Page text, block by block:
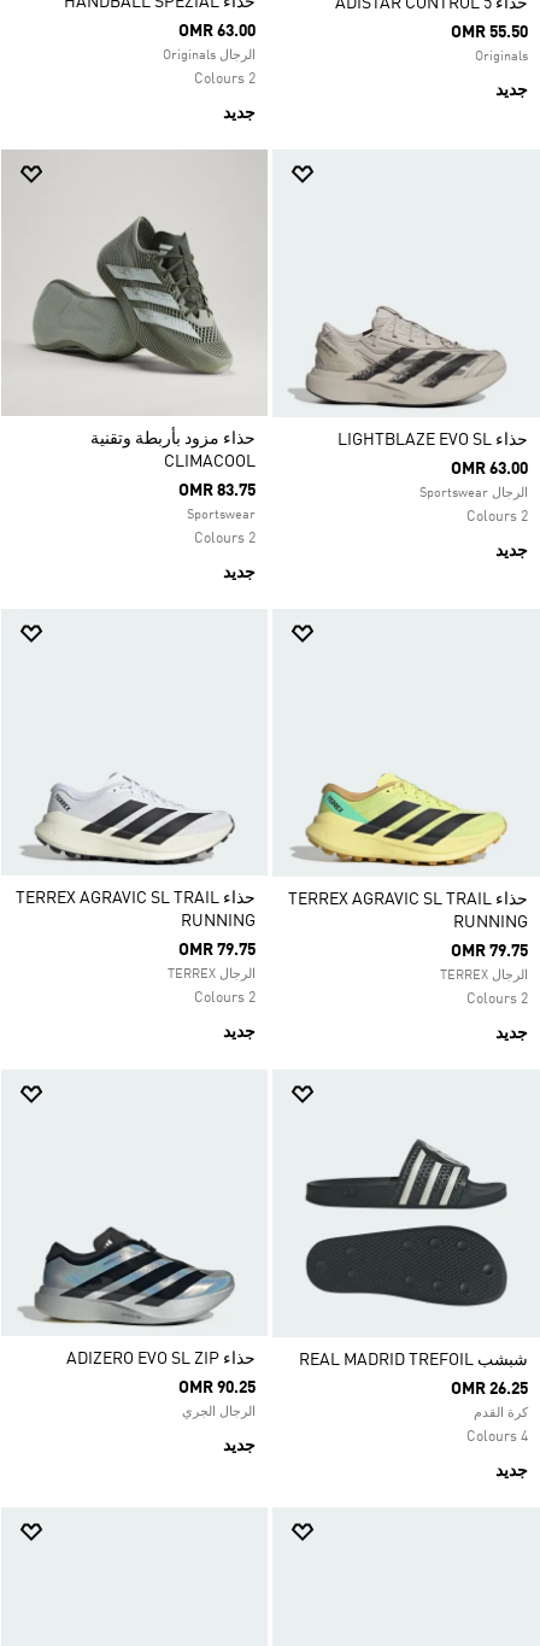
حذاء ADISTAR CONTROL 5
OMR 55.50
Originals
جديد
OMR 63.00
الرجال Originals
2 Colours
جديد
حذاء LIGHTBLAZE EVO SL
OMR 63.00
الرجال Sportswear
2 Colours
جديد
حذاء مزود بأربطة وتقنية
CLIMACOOL
OMR 83.75
Sportswear
2 Colours
جديد
حذاء TERREX AGRAVIC SL TRAIL
RUNNING
OMR 79.75
الرجال TERREX
2 Colours
جديد
حذاء TERREX AGRAVIC SL TRAIL
RUNNING
OMR 79.75
الرجال TERREX
2 Colours
جديد
شبشب REAL MADRID TREFOIL
OMR 26.25
كرة القدم
4 Colours
جديد
حذاء ADIZERO EVO SL ZIP
OMR 90.25
الرجال الجري
جديد